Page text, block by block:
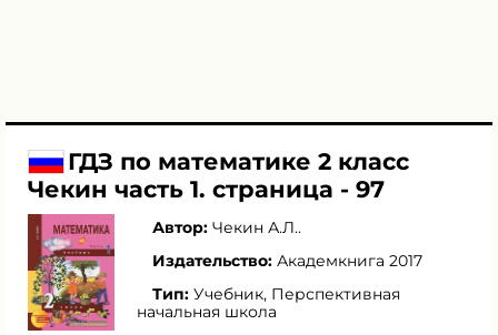
ГДЗ по математике 2 класс
Чекин часть 1. страница - 97
Автор: Чекин А.Л..
Издательство: Академкнига 2017
Тип: Учебник, Перспективная
начальная школа